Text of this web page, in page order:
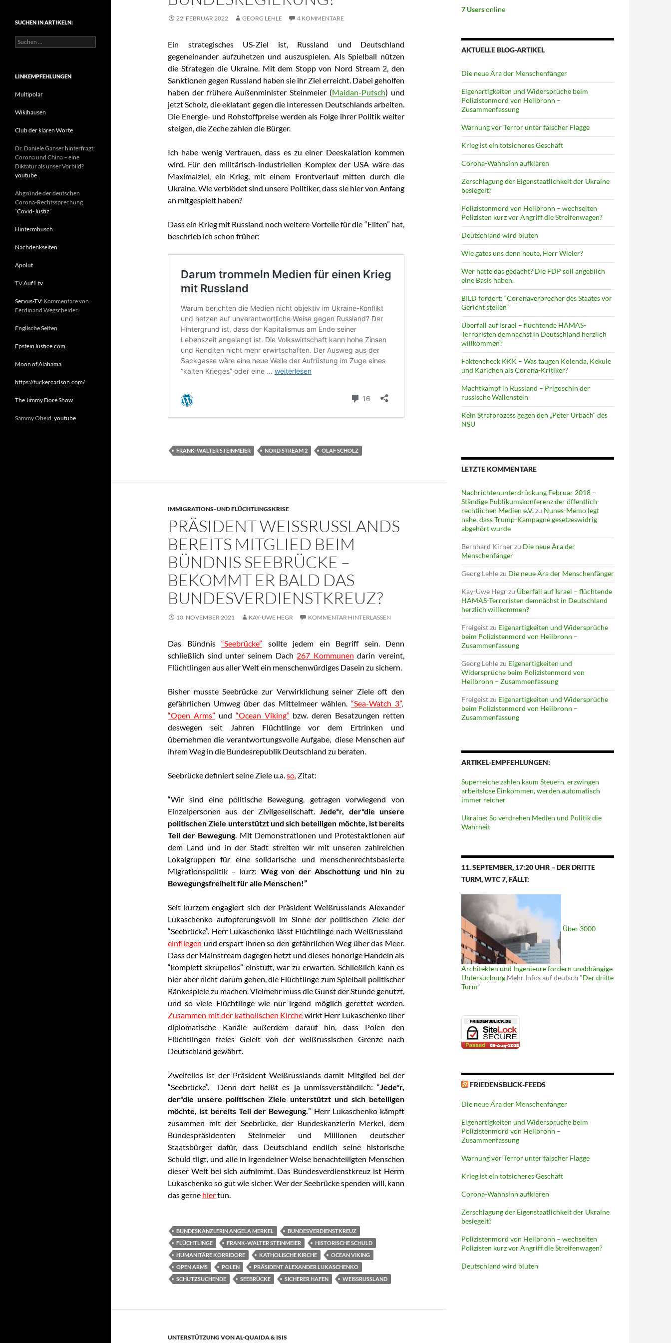
22. FEBRUAR 2022 GEORG LEHLE 4 KOMMENTARE
Ein strategisches US-Ziel ist, Russland und Deutschland
gegeneinander aufzuhetzen und auszuspielen. Als Spielball nützen
die Strategen die Ukraine. Mit dem Stopp von Nord Stream 2, den
Sanktionen gegen Russland haben sie ihr Ziel erreicht. Dabei geholfen
haben der frühere Außenminister Steinmeier (Maidan-Putsch) und
jetzt Scholz, die eklatant gegen die Interessen Deutschlands arbeiten.
Die Energie- und Rohstoffpreise werden als Folge ihrer Politik weiter
steigen, die Zeche zahlen die Bürger.
Ich habe wenig Vertrauen, dass es zu einer Deeskalation kommen
wird. Für den militärisch-industriellen Komplex der USA wäre das
Maximalziel, ein Krieg, mit einem Frontverlauf mitten durch die
Ukraine. Wie verblödet sind unsere Politiker, dass sie hier von Anfang
an mitgespielt haben?
Dass ein Krieg mit Russland noch weitere Vorteile für die “Eliten” hat,
beschrieb ich schon früher:
FRANK-WALTER STEINMEIER NORD STREAM 2 OLAF SCHOLZ
IMMIGRATIONS- UND FLÜCHTLINGSKRISE
PRÄSIDENT WEISSRUSSLANDS B
EREITS MITGLIED BEIM B
ÜNDNIS SEEBRÜCKE – B
EKOMMT ER BALD DAS B
UNDESVERDIENSTKREUZ?
10. NOVEMBER 2021 KAY-UWE HEGR KOMMENTAR HINTERLASSEN
Das Bündnis “Seebrücke” sollte jedem ein Begriff sein. Denn
schließlich sind unter seinem Dach 267 Kommunen darin vereint,
Flüchtlingen aus aller Welt ein menschenwürdiges Dasein zu sichern.
Bisher musste Seebrücke zur Verwirklichung seiner Ziele oft den
gefährlichen Umweg über das Mittelmeer wählen. “Sea-Watch 3”,
“Open Arms” und “Ocean Viking” bzw. deren Besatzungen retten
deswegen seit Jahren Flüchtlinge vor dem Ertrinken und
übernehmen die verantwortungsvolle Aufgabe, diese Menschen auf
ihrem Weg in die Bundesrepublik Deutschland zu beraten.
Seebrücke definiert seine Ziele u.a.so, Zitat:
“Wir sind eine politische Bewegung, getragen vorwiegend von
Einzelpersonen aus der Zivilgesellschaft.Jede*r, der*die unsere
politischen Ziele unterstützt und sich beteiligen möchte, ist bereits
Teil der Bewegung. Mit Demonstrationen und Protestaktionen auf
dem Land und in der Stadt streiten wir mit unseren zahlreichen
Lokalgruppen für eine solidarische und menschenrechtsbasierte
Migrationspolitik – kurz: Weg von der Abschottung und hin zu
Bewegungsfreiheit für alle Menschen!”
Seit kurzem engagiert sich der Präsident Weißrusslands Alexander
Lukaschenko aufopferungsvoll im Sinne der politischen Ziele der
“Seebrücke”. Herr Lukaschenko lässt Flüchtlinge nach Weißrussland
einfliegen und erspart ihnen so den gefährlichen Weg über das Meer.
Dass der Mainstream dagegen hetzt und dieses honorige Handeln als
“komplett skrupellos” einstuft, war zu erwarten. Schließlich kann es
hier aber nicht darum gehen, die Flüchtlinge zum Spielball politischer
Ränkespiele zu machen. Vielmehr muss die Gunst der Stunde genutzt,
und so viele Flüchtlinge wie nur irgend möglich gerettet werden.
Zusammen mit der katholischen Kirche wirkt Herr Lukaschenko über
diplomatische Kanäle außerdem darauf hin, dass Polen den
Flüchtlingen freies Geleit von der weißrussischen Grenze nach
Deutschland gewährt.
Zweifellos ist der Präsident Weißrusslands damit Mitglied bei der
“Seebrücke”. Denn dort heißt es ja unmissverständlich: “Jede*r,
der*die unsere politischen Ziele unterstützt und sich beteiligen
möchte, ist bereits Teil der Bewegung.” Herr Lukaschenko kämpft
zusammen mit der Seebrücke, der Bundeskanzlerin Merkel, dem
Bundespräsidenten Steinmeier und Millionen deutscher
Staatsbürger dafür, dass Deutschland endlich seine historische
Schuld tilgt, und alle in irgendeiner Weise benachteiligten Menschen
dieser Welt bei sich aufnimmt. Das Bundesverdienstkreuz ist Herrn
Lukaschenko so gut wie sicher. Wer der Seebrücke spenden will, kann
das gerne hiertun.
BUNDESKANZLERIN ANGELA MERKEL
BUNDESVERDIENSTKREUZ
FLÜCHTLINGE
FRANK-WALTER STEINMEIER
HISTORISCHE SCHULD
HUMANITÄRE KORRIDORE
KATHOLISCHE KIRCHE
OCEAN VIKING
OPEN ARMS
POLEN
PRÄSIDENT ALEXANDER LUKASCHENKO
SCHUTZSUCHENDE
SEEBRÜCKE SICHERER HAFEN WEISSRUSSLAND
UNTERSTÜTZUNG VON AL-QUAIDA & ISIS
7 Usersonline
AKTUELLE BLOG-ARTIKEL
Die neue Ära der Menschenfänger
Eigenartigkeiten und Widersprüche beim
Polizistenmord von Heilbronn –
Zusammenfassung
Warnung vor Terror unter falscher Flagge
Krieg ist ein totsicheres Geschäft
Corona-Wahnsinn aufklären
Zerschlagung der Eigenstaatlichkeit der Ukraine
besiegelt?
Polizistenmord von Heilbronn – wechselten
Polizisten kurz vor Angriff die Streifenwagen?
Deutschland wird bluten
Wie gates uns denn heute, Herr Wieler?
Wer hätte das gedacht? Die FDP soll angeblich
eine Basis haben.
BILD fordert: “Coronaverbrecher des Staates vor
Gericht stellen”
Überfall auf Israel – flüchtende HAMAS-
Terroristen demnächst in Deutschland herzlich
willkommen?
Faktencheck KKK – Was taugen Kolenda, Kekule
und Karlchen als Corona-Kritiker?
Machtkampf in Russland – Prigoschin der
russische Wallenstein
Kein Strafprozess gegen den „Peter Urbach“ des
NSU
LETZTE KOMMENTARE
Nachrichtenunterdrückung Februar 2018 –
Ständige Publikumskonferenz der öffentlich-
rechtlichen Medien e.V.zu Nunes-Memo legt
nahe, dass Trump-Kampagne gesetzeswidrig
abgehört wurde
Bernhard Kirnerzu Die neue Ära der
Menschenfänger
Georg Lehlezu Die neue Ära der Menschenfänger
Kay-Uwe Hegrzu Überfall auf Israel – flüchtende
HAMAS-Terroristen demnächst in Deutschland
herzlich willkommen?
Freigeistzu Eigenartigkeiten und Widersprüche
beim Polizistenmord von Heilbronn –
Zusammenfassung
Georg Lehlezu Eigenartigkeiten und
Widersprüche beim Polizistenmord von
Heilbronn – Zusammenfassung
Freigeistzu Eigenartigkeiten und Widersprüche
beim Polizistenmord von Heilbronn –
Zusammenfassung
ARTIKEL-EMPFEHLUNGEN:
Superreiche zahlen kaum Steuern, erzwingen
arbeitslose Einkommen, werden automatisch
immer reicher
Ukraine: So verdrehen Medien und Politik die
Wahrheit
11. SEPTEMBER, 17:20 UHR – DER DRITTE
TURM, WTC 7, FÄLLT:
Über 3000
Architekten und Ingenieure fordern unabhängige
Untersuchung Mehr Infos auf deutsch "Der dritte
Turm"
FRIEDENSBLICK-FEEDS
Die neue Ära der Menschenfänger
Eigenartigkeiten und Widersprüche beim
Polizistenmord von Heilbronn –
Zusammenfassung
Warnung vor Terror unter falscher Flagge
Krieg ist ein totsicheres Geschäft
Corona-Wahnsinn aufklären
Zerschlagung der Eigenstaatlichkeit der Ukraine
besiegelt?
Polizistenmord von Heilbronn – wechselten
Polizisten kurz vor Angriff die Streifenwagen?
Deutschland wird bluten
g
SUCHEN IN ARTIKELN:
S
u
e
n
c
:
LINKEMPFEHLUNGEN
Multipolar
Wikihausen
Club der klaren Worte
Dr. Daniele Ganser hinterfragt:
Corona und China – eine
Diktatur als unser Vorbild?
youtube
Abgründe der deutschen
Corona-Rechtssprechung
“Covid-Justiz”
Hintermbusch
Nachdenkseiten
Apolut
TVAuf1.tv
Servus-TV: Kommentare von
Ferdinand Wegscheider.
Englische Seiten
EpsteinJustice.com
Moon of Alabama
https://tuckercarlson.com/
The Jimmy Dore Show
Sammy Obeid, youtube